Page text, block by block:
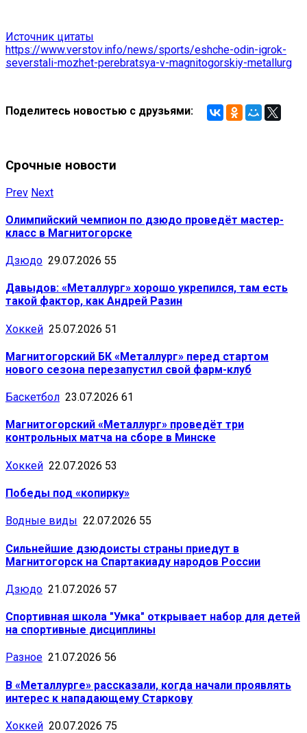
Источник цитаты
https://www.verstov.info/news/sports/eshche-odin-igrok-
severstali-mozhet-perebratsya-v-magnitogorskiy-metallurg
Поделитесь новостью с друзьями:
Срочные новости
Prev Next
Олимпийский чемпион по дзюдо проведёт мастер-
класс в Магнитогорске
Дзюдо 29.07.2026 55
Давыдов: «Металлург» хорошо укрепился, там есть
такой фактор, как Андрей Разин
Хоккей 25.07.2026 51
Магнитогорский БК «Металлург» перед стартом
нового сезона перезапустил свой фарм-клуб
Баскетбол 23.07.2026 61
Магнитогорский «Металлург» проведёт три
контрольных матча на сборе в Минске
Хоккей 22.07.2026 53
Победы под «копирку»
Водные виды 22.07.2026 55
Сильнейшие дзюдоисты страны приедут в
Магнитогорск на Спартакиаду народов России
Дзюдо 21.07.2026 57
Спортивная школа "Умка" открывает набор для детей
на спортивные дисциплины
Разное 21.07.2026 56
В «Металлурге» рассказали, когда начали проявлять
интерес к нападающему Старкову
Хоккей 20.07.2026 75